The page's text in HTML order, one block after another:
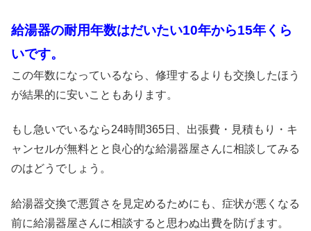
給湯器の耐用年数はだいたい10年から15年くら
いです。
この年数になっているなら、修理するよりも交換したほう
が結果的に安いこともあります。
もし急いでいるなら24時間365日、出張費・見積もり・キ
ャンセルが無料とと良心的な給湯器屋さんに相談してみる
のはどうでしょう。
給湯器交換で悪質さを見定めるためにも、症状が悪くなる
前に給湯器屋さんに相談すると思わぬ出費を防げます。